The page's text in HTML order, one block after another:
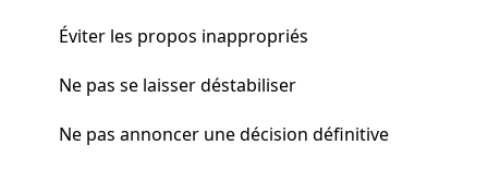
Éviter les propos inappropriés
Ne pas se laisser déstabiliser
Ne pas annoncer une décision définitive